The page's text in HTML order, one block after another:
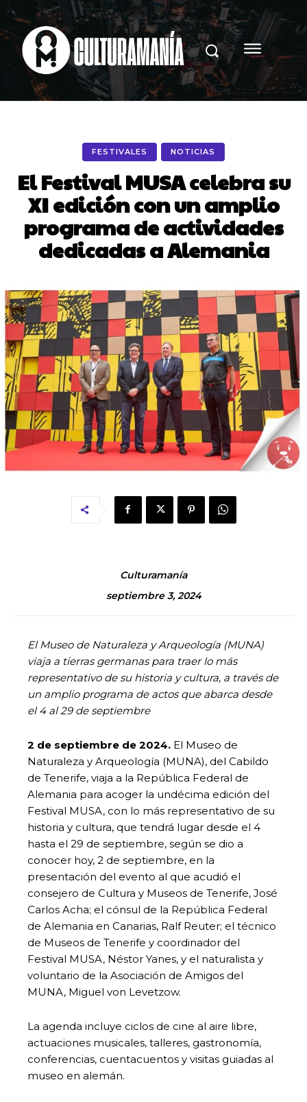
FESTIVALES NOTICIAS
El Festival MUSA celebra su
XI edición con un amplio
programa de actividades
dedicadas a Alemania
Culturamanía
septiembre 3, 2024
El Museo de Naturaleza y Arqueología (MUNA)
viaja a tierras germanas para traer lo más
representativo de su historia y cultura, a través de
un amplio programa de actos que abarca desde
el 4 al 29 de septiembre
2 de septiembre de 2024. El Museo de
Naturaleza y Arqueología (MUNA), del Cabildo
de Tenerife, viaja a la República Federal de
Alemania para acoger la undécima edición del
Festival MUSA, con lo más representativo de su
historia y cultura, que tendrá lugar desde el 4
hasta el 29 de septiembre, según se dio a
conocer hoy, 2 de septiembre, en la
presentación del evento al que acudió el
consejero de Cultura y Museos de Tenerife, José
Carlos Acha; el cónsul de la República Federal
de Alemania en Canarias, Ralf Reuter; el técnico
de Museos de Tenerife y coordinador del
Festival MUSA, Néstor Yanes, y el naturalista y
voluntario de la Asociación de Amigos del
MUNA, Miguel von Levetzow.
La agenda incluye ciclos de cine al aire libre,
actuaciones musicales, talleres, gastronomía,
conferencias, cuentacuentos y visitas guiadas al
museo en alemán.